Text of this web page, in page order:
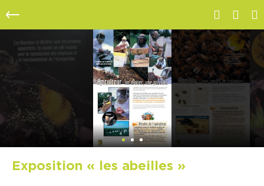
Exposition « les abeilles »